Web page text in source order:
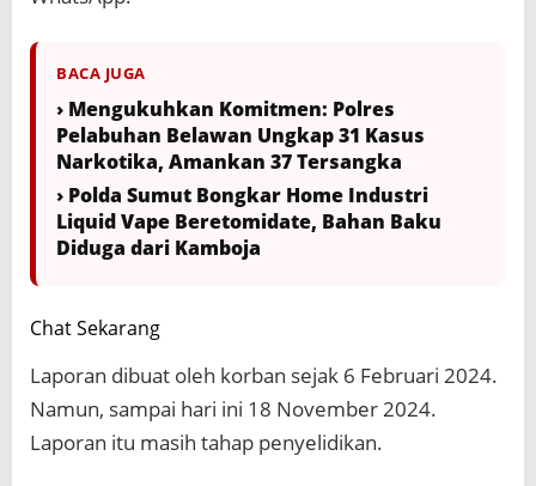
BACA JUGA
› Mengukuhkan Komitmen: Polres
Pelabuhan Belawan Ungkap 31 Kasus
Narkotika, Amankan 37 Tersangka
› Polda Sumut Bongkar Home Industri
Liquid Vape Beretomidate, Bahan Baku
Diduga dari Kamboja
Chat Sekarang
Laporan dibuat oleh korban sejak 6 Februari 2024.
Namun, sampai hari ini 18 November 2024.
Laporan itu masih tahap penyelidikan.